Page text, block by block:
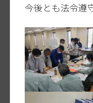
今後とも法令遵